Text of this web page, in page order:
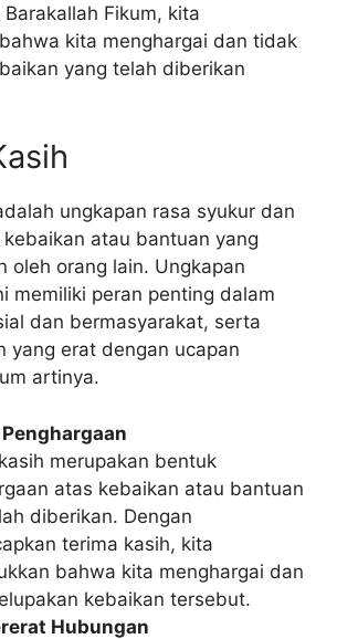
Fikum, kita
kita menghargai dan tidak
yang telah diberikan
ungkapan rasa syukur dan
atau bantuan yang
oleh orang lain. Ungkapan
memiliki peran penting dalam
dan bermasyarakat, serta
yang erat dengan ucapan
artinya.
merupakan bentuk
atas kebaikan atau bantuan
diberikan. Dengan
terima kasih, kita
bahwa kita menghargai dan
kebaikan tersebut.
Hubungan